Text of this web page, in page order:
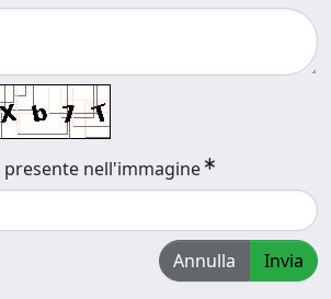
nell'immagine
Annulla Invia